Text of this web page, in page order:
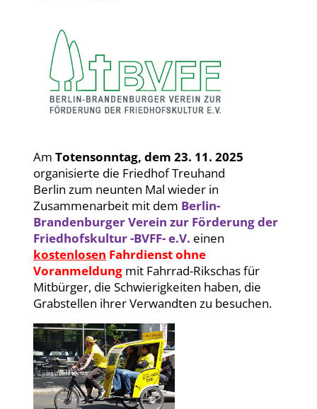
Am Totensonntag, dem 23. 11. 2025
organisierte die Friedhof Treuhand
Berlin zum neunten Mal wieder in
Zusammenarbeit mit dem Berlin-
Brandenburger Verein zur Förderung der
Friedhofskultur -BVFF- e.V. einen
kostenlosen Fahrdienst ohne
Voranmeldung mit Fahrrad-Rikschas für
Mitbürger, die Schwierigkeiten haben, die
Grabstellen ihrer Verwandten zu besuchen.